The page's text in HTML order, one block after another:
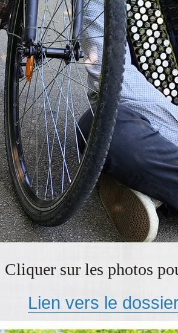
Cliquer sur les photos
Lien vers le